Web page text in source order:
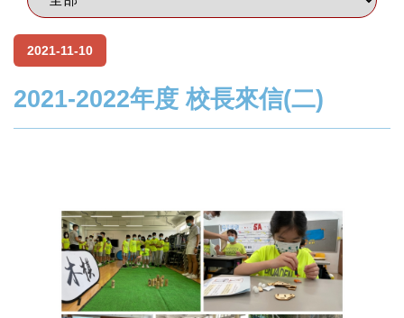
2021-11-10
2021-2022年度 校長來信(二)